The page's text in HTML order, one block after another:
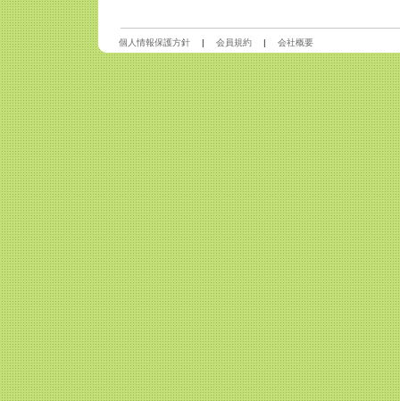
個人情報保護方針 | 会員規約 | 会社概要